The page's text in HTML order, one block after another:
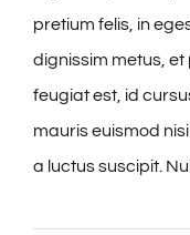
pretium felis, in
dignissim metus,
feugiat est, id
mauris euismod
a luctus suscipit.